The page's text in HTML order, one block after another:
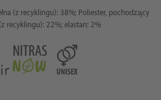
(z recyklingu): 38%; Poliester, pochodzący
recyklingu): 22%; elastan: 2%